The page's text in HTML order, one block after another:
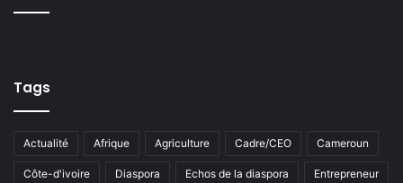
Tags
Actualité Afrique Agriculture Cadre/CEO Cameroun
Côte-d'ivoire Diaspora Echos de la diaspora Entrepreneur